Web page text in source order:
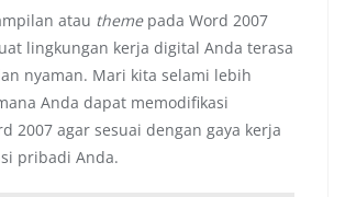
atau themepada Word 2007
lingkungan kerja digital Anda terasa
nyaman. Mari kita selami lebih
Anda dapat memodifikasi
2007 agar sesuai dengan gaya kerja
pribadi Anda.